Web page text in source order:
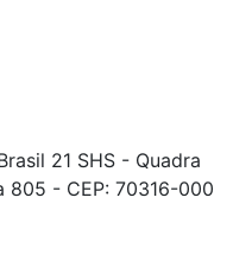
21 SHS - Quadra
805 - CEP: 70316-000